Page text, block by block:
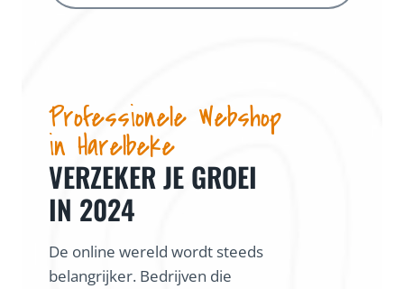
Professionele Webshop
in Harelbeke
VERZEKER JE GROEI
IN 2024
De online wereld wordt steeds
belangrijker. Bedrijven die